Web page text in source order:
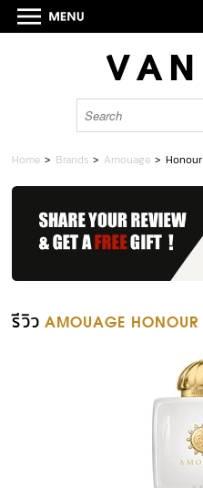
Home > Brands > Amouage >Honour
รีวิว AMOUAGE HONOUR